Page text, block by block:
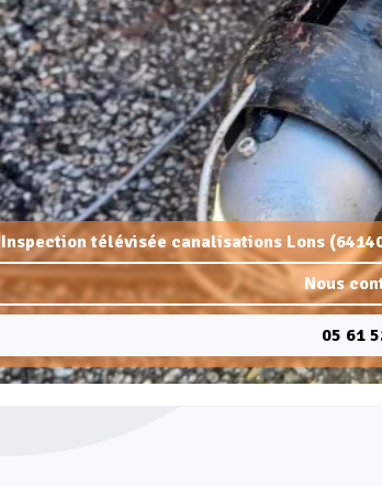
Inspection télévisée canalisations Lons
Nous
05 61